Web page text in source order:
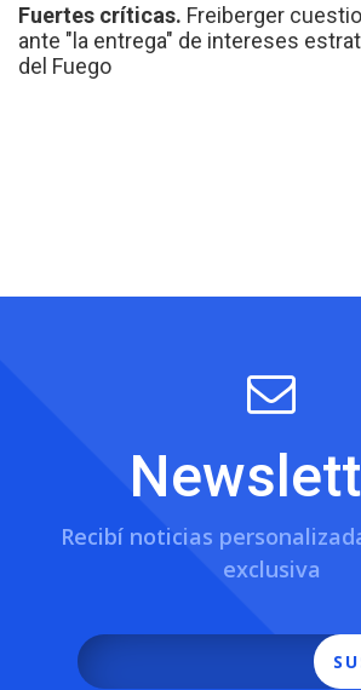
Fuertes críticas. Freiberger
ante "la entrega" de intereses
del Fuego
Recibí noticias
exclusiva